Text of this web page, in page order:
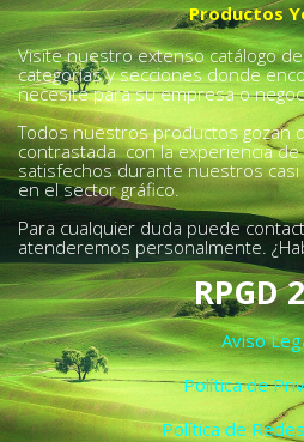
Productos
Visite nuestro extenso catálogo
categorías y secciones donde
necesite para su empresa o
Todos nuestros productos gozan
contrastada con la experiencia
satisfechos durante nuestros
en el sector gráfico.
Para cualquier duda puede
atenderemos personalmente.
RPGD
Aviso
Política de
Política de